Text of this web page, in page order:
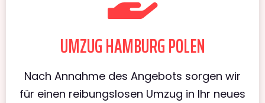
UMZUG HAMBURG POLEN
Nach Annahme des Angebots sorgen wir
für einen reibungslosen Umzug in Ihr neues